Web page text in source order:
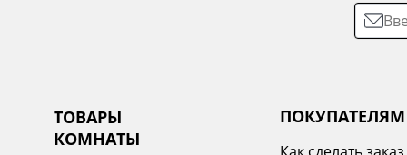
ТОВАРЫ
КОМНАТЫ
ПОКУПАТЕЛЯМ